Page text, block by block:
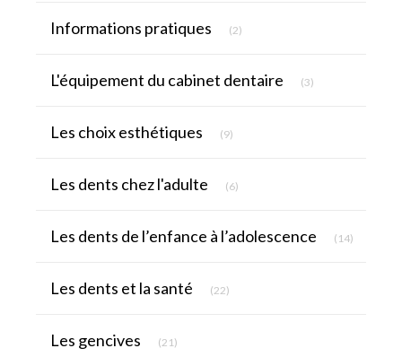
Informations pratiques (2)
L'équipement du cabinet dentaire (3)
Les choix esthétiques (9)
Les dents chez l'adulte (6)
Les dents de l’enfance à l’adolescence (14)
Les dents et la santé (22)
Les gencives (21)